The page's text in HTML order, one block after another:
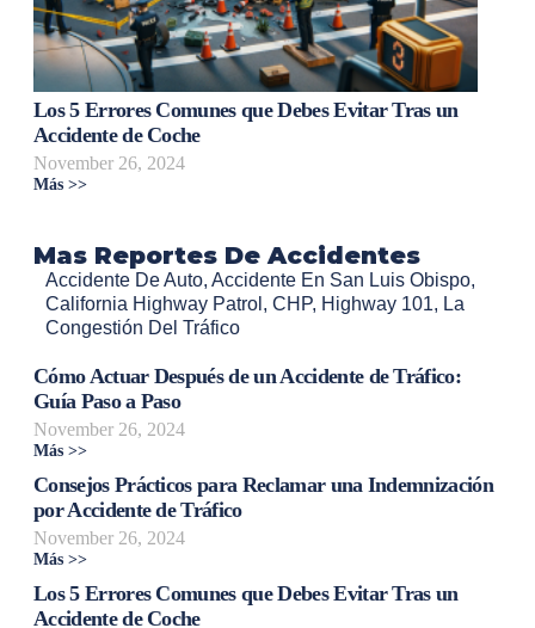
Los 5 Errores Comunes que Debes Evitar Tras un
Accidente de Coche
November 26, 2024
Más >>
Mas Reportes De Accidentes
Accidente De Auto, Accidente En San Luis Obispo,
California Highway Patrol , CHP, Highway 101, La
Congestión Del Tráfico
Cómo Actuar Después de un Accidente de Tráfico:
Guía Paso a Paso
November 26, 2024
Más >>
Consejos Prácticos para Reclamar una Indemnización
por Accidente de Tráfico
November 26, 2024
Más >>
Los 5 Errores Comunes que Debes Evitar Tras un
Accidente de Coche